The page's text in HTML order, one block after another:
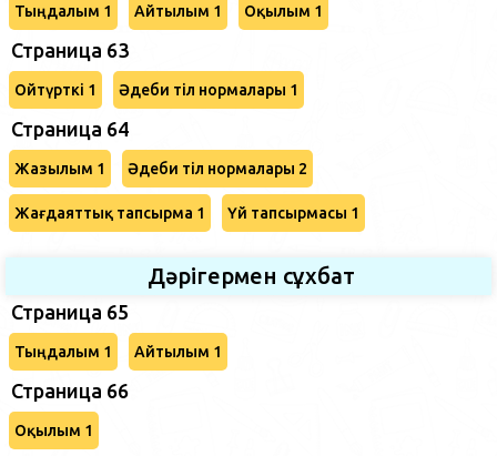
Тыңдалым 1 Айтылым 1 Оқылым 1
Страница 63
Ойтүрткі 1 Әдеби тіл нормалары 1
Страница 64
Жазылым 1 Әдеби тіл нормалары 2
Жағдаяттық тапсырма 1 Үй тапсырмасы 1
Дәрігермен сұхбат
Страница 65
Тыңдалым 1 Айтылым 1
Страница 66
Оқылым 1